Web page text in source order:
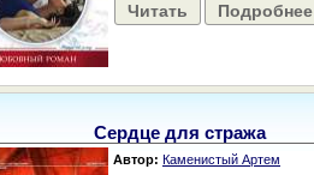
Читать Подробнее
Сердце для стража
Автор: Каменистый Артем